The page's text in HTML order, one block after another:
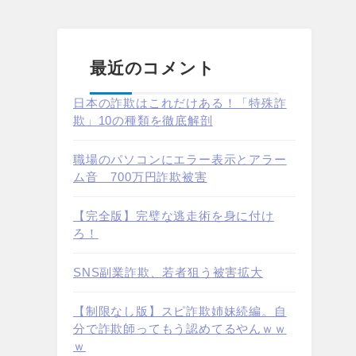
最近のコメント
日本の詐欺はこれだけある！「特殊詐
欺」10の種類を徹底解剖
職場のパソコンにエラー表示とアラー
ム音 700万円詐欺被害
【完全版】完璧な逃走術を身に付け
ろ！
SNS副業詐欺、若者狙う被害拡大
【制限なし版】スピ詐欺姉妹続編。自
分で詐欺師ってもう認めてるやんｗｗ
ｗ